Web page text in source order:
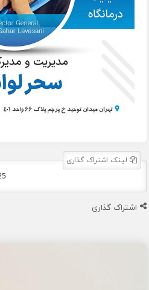
لینک اشتراک گذاری
اشتراک گذاری